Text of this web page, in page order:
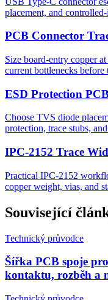
placement, and
PCB Connector
Size board-entry copper
current bottlenecks before
ESD Protection
Choose TVS diode
protection, trace stubs,
IPC-2152 Trace
Practical IPC-2152
copper weight, vias, and
Související
Technický průvodce
Šířka PCB spoje
kontaktu, rozběh a